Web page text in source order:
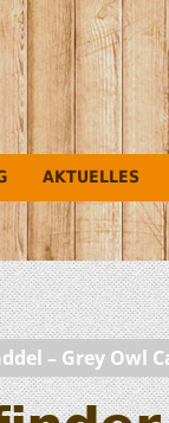
AKTUELLES
– Grey Owl